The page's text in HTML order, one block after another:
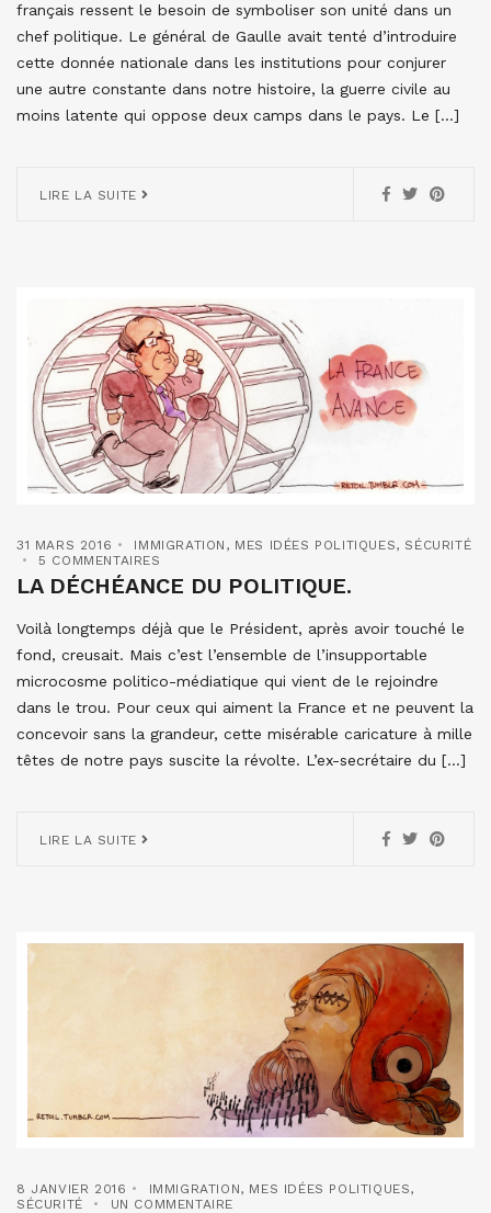
français ressent le besoin de symboliser son unité dans un
chef politique. Le général de Gaulle avait tenté d’introduire
cette donnée nationale dans les institutions pour conjurer
une autre constante dans notre histoire, la guerre civile au
moins latente qui oppose deux camps dans le pays. Le […]
LIRE LA SUITE
31 MARS 2016 IMMIGRATION , MES IDÉES POLITIQUES, SÉCURITÉ
5 COMMENTAIRES
LA DÉCHÉANCE DU POLITIQUE.
Voilà longtemps déjà que le Président, après avoir touché le
fond, creusait. Mais c’est l’ensemble de l’insupportable
microcosme politico-médiatique qui vient de le rejoindre
dans le trou. Pour ceux qui aiment la France et ne peuvent la
concevoir sans la grandeur, cette misérable caricature à mille
têtes de notre pays suscite la révolte. L’ex-secrétaire du […]
LIRE LA SUITE
8 JANVIER 2016 IMMIGRATION, MES IDÉES POLITIQUES,
SÉCURITÉ
UN COMMENTAIRE